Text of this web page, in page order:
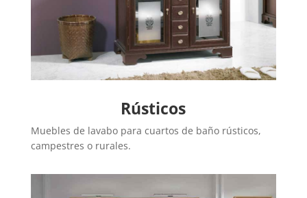
Rústicos
Muebles de lavabo para cuartos de baño rústicos,
campestres o rurales.